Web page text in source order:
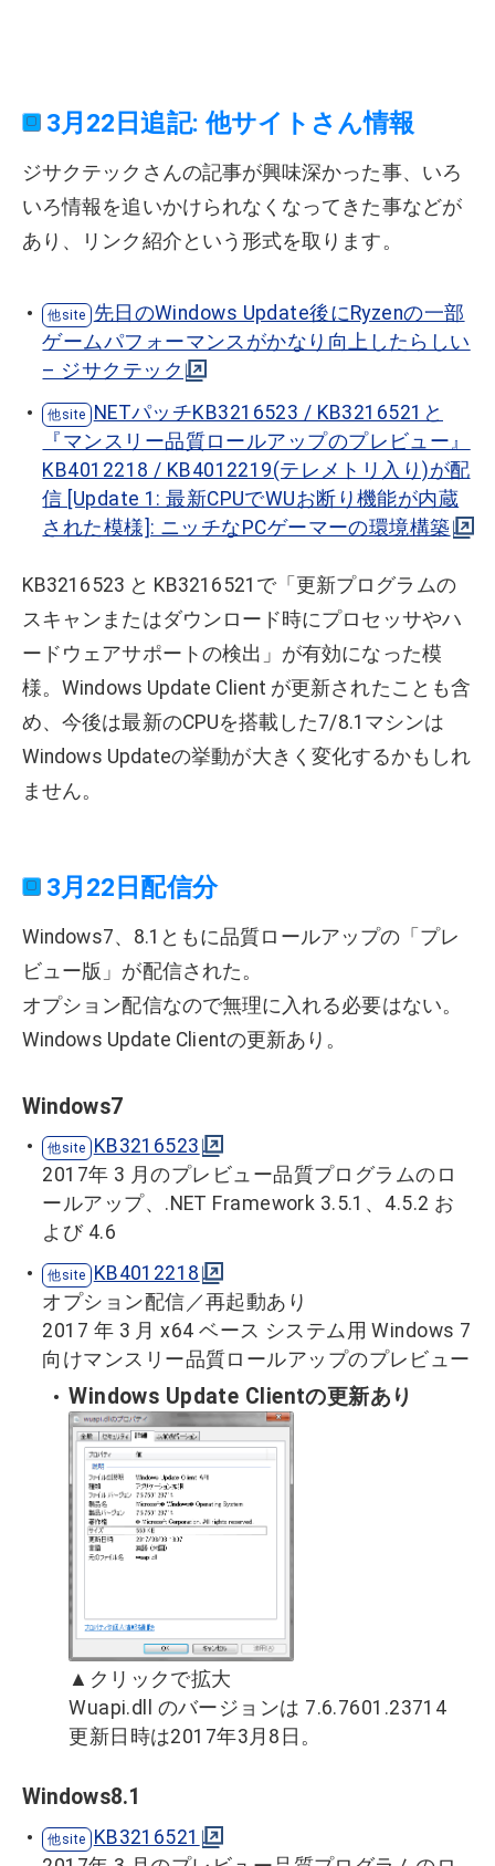
3月22日追記: 他サイトさん情報
ジサクテックさんの記事が興味深かった事、いろ
いろ情報を追いかけられなくなってきた事などが
あり、リンク紹介という形式を取ります。
先日のWindows Update後にRyzenの一部
ゲームパフォーマンスがかなり向上したらしい
– ジサクテック
NETパッチKB3216523 / KB3216521と
『マンスリー品質ロールアップのプレビュー』
KB4012218 / KB4012219(テレメトリ入り)が配
信 [Update 1: 最新CPUでWUお断り機能が内蔵
された模様]: ニッチなPCゲーマーの環境構築
KB3216523 と KB3216521で「更新プログラムの
スキャンまたはダウンロード時にプロセッサやハ
ードウェアサポートの検出」が有効になった模
様。Windows Update Client が更新されたことも含
め、今後は最新のCPUを搭載した7/8.1マシンは
Windows Updateの挙動が大きく変化するかもしれ
ません。
3月22日配信分
Windows7、8.1ともに品質ロールアップの「プレ
ビュー版」が配信された。
オプション配信なので無理に入れる必要はない。
Windows Update Clientの更新あり。
Windows7
KB3216523
2017年 3 月のプレビュー品質プログラムのロ
ールアップ、.NET Framework 3.5.1、4.5.2 お
よび 4.6
KB4012218
オプション配信／再起動あり
2017 年 3 月 x64 ベース システム用 Windows 7
向けマンスリー品質ロールアップのプレビュー
Windows Update Clientの更新あり
▲クリックで拡大
Wuapi.dll のバージョンは 7.6.7601.23714
更新日時は2017年3月8日。
Windows8.1
KB3216521